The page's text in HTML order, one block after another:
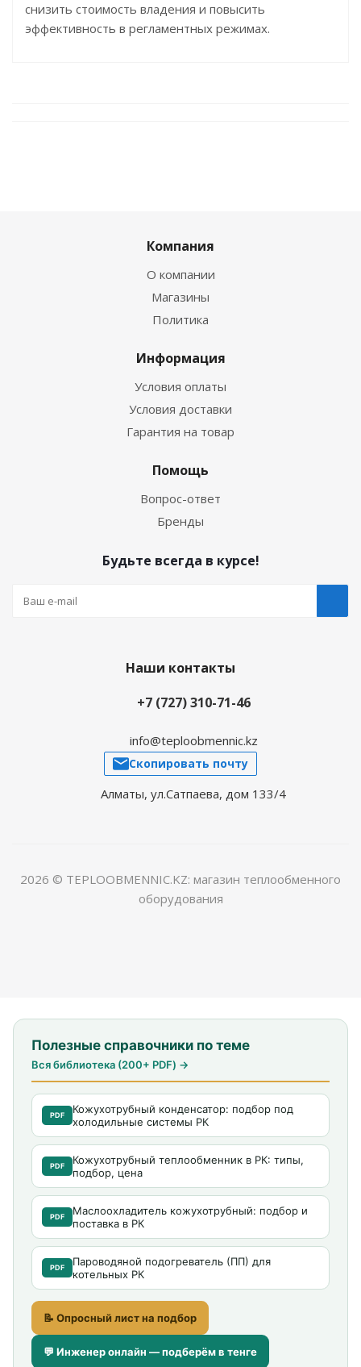
снизить стоимость владения и повысить
эффективность в регламентных режимах.
Компания
О компании
Магазины
Политика
Информация
Условия оплаты
Условия доставки
Гарантия на товар
Помощь
Вопрос-ответ
Бренды
Будьте всегда в курсе!
Наши контакты
+7 (727) 310-71-46
info@teploobmennic.kz
Скопировать почту
Алматы, ул.Сатпаева, дом 133/4
2026 © TEPLOOBMENNIC.KZ: магазин теплообменного
оборудования
Полезные справочники по теме
Вся библиотека (200+ PDF) →
PDF
Кожухотрубный конденсатор: подбор под
холодильные системы РК
PDF
Кожухотрубный теплообменник в РК: типы,
подбор, цена
PDF
Маслоохладитель кожухотрубный: подбор и
поставка в РК
PDF
Пароводяной подогреватель (ПП) для
котельных РК
📝 Опросный лист на подбор
💬 Инженер онлайн — подберём в тенге